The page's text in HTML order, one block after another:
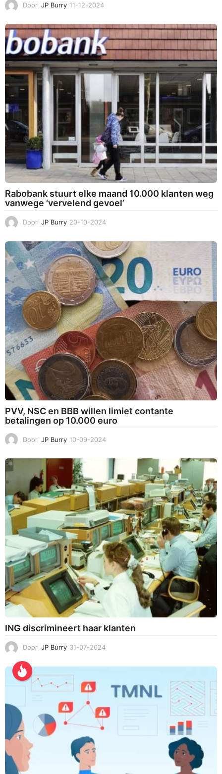
Door JP Burry 11-12-2024
-
1
2
-
2
0
Rabobank stuurt elke maand 10.000 klanten weg
vanwege ‘vervelend gevoel’
Door JP Burry 20-10-2024
-
1
0
-
2
0
2
4
PVV, NSC en BBB willen limiet contante
betalingen op 10.000 euro
Door JP Burry 10-09-2024
-
9
-
0
2
4
ING discrimineert haar klanten
Door JP Burry 31-07-2024
-
0